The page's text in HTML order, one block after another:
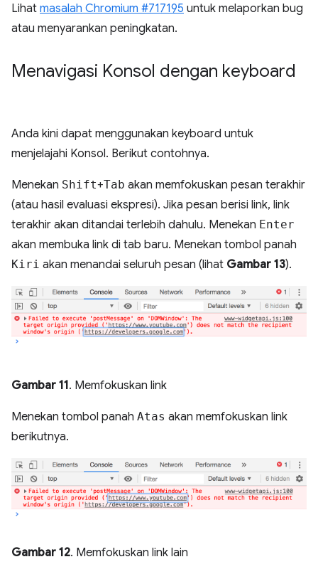
Lihat masalah Chromium #717195 untuk melaporkan bug
atau menyarankan peningkatan.
Menavigasi Konsol dengan keyboard
Anda kini dapat menggunakan keyboard untuk
menjelajahi Konsol. Berikut contohnya.
Menekan Shift+Tab akan memfokuskan pesan terakhir
(atau hasil evaluasi ekspresi). Jika pesan berisi link, link
terakhir akan ditandai terlebih dahulu. Menekan Enter
akan membuka link di tab baru. Menekan tombol panah
Kiri akan menandai seluruh pesan (lihat Gambar 13).
Gambar 11. Memfokuskan link
Menekan tombol panah Atas akan memfokuskan link
berikutnya.
Gambar 12. Memfokuskan link lain